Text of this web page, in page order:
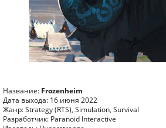
Название: Frozenheim
Дата выхода: 16 июня 2022
Жанр: Strategy (RTS), Simulation, Survival
Разработчик: Paranoid Interactive